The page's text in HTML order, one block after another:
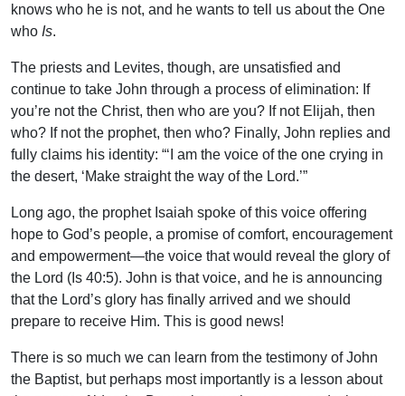
knows who he is not, and he wants to tell us about the One
who Is.
The priests and Levites, though, are unsatisfied and
continue to take John through a process of elimination: If
you’re not the Christ, then who are you? If not Elijah, then
who? If not the prophet, then who? Finally, John replies and
fully claims his identity: “‘I am the voice of the one crying in
the desert, ‘Make straight the way of the Lord.’”
Long ago, the prophet Isaiah spoke of this voice offering
hope to God’s people, a promise of comfort, encouragement
and empowerment—the voice that would reveal the glory of
the Lord (Is 40:5). John is that voice, and he is announcing
that the Lord’s glory has finally arrived and we should
prepare to receive Him. This is good news!
There is so much we can learn from the testimony of John
the Baptist, but perhaps most importantly is a lesson about